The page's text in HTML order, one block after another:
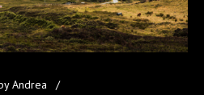
Andrea